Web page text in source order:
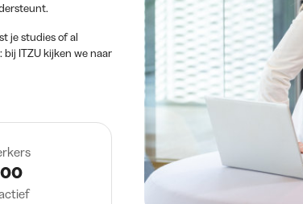
je studies of al
ITZU kijken we naar